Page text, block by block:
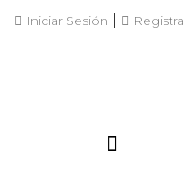
Iniciar Sesión